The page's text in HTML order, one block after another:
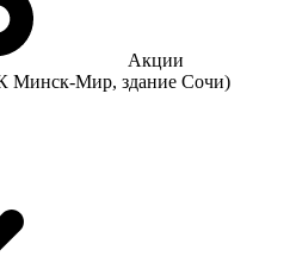
Акции
Минск-Мир, здание Сочи)